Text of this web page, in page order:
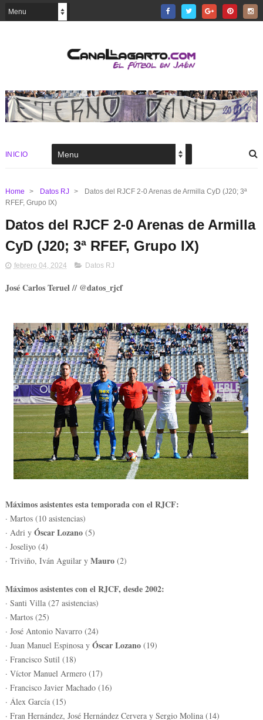
INICIO
Home > Datos RJ >
Datos del RJCF 2-0 Arenas de Armilla CyD (J20; 3ª
RFEF, Grupo IX)
Datos del RJCF 2-0 Arenas de Armilla
CyD (J20; 3ª RFEF, Grupo IX)
febrero 04, 2024 Datos RJ
José Carlos Teruel // @datos_rjcf
Máximos asistentes esta temporada con el RJCF:
· Martos (10 asistencias)
· Adri y Óscar Lozano(5)
· Joseliyo (4)
· Triviño, Iván Aguilar y Mauro (2)
Máximos asistentes con el RJCF, desde 2002:
· Santi Villa (27 asistencias)
· Martos (25)
· José Antonio Navarro (24)
· Juan Manuel Espinosa y Óscar Lozano(19)
· Francisco Sutil (18)
· Víctor Manuel Armero (17)
· Francisco Javier Machado (16)
· Álex García (15)
· Fran Hernández, José Hernández Cervera y Sergio Molina (14)